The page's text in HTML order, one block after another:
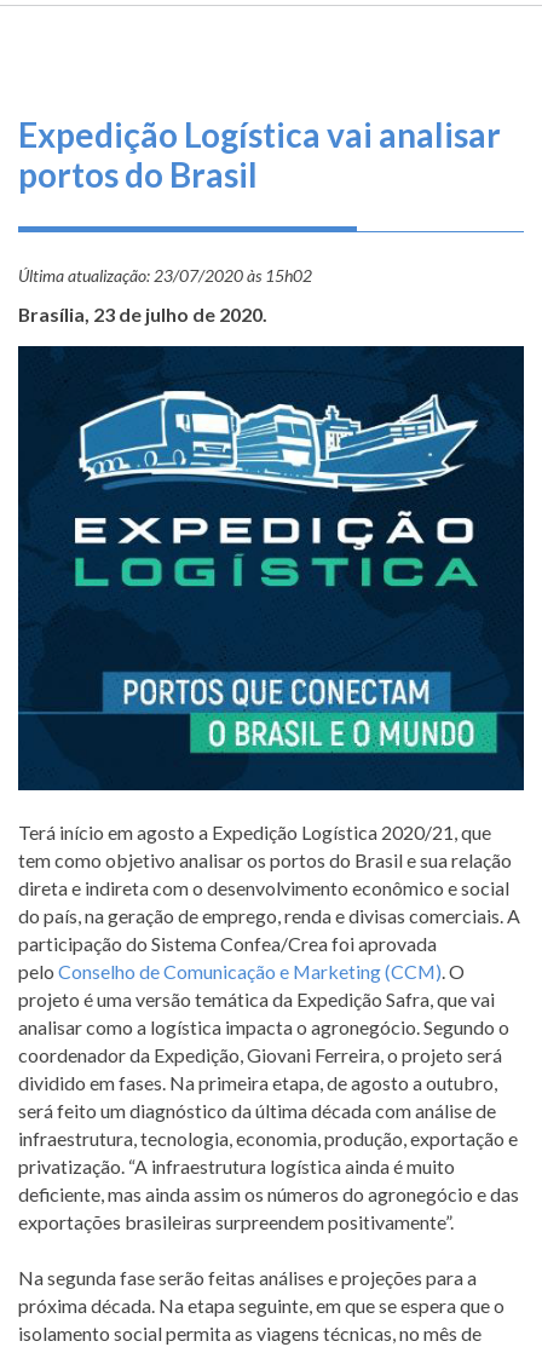
O
Serviços
Informe-
se
Fale
Conosco
Transparência
Prestação
Contas
TRILHA
Expedição Logística vai analisar
portos do Brasil
Última atualização: 23/07/2020 às 15h02
Brasília, 23 de julho de 2020.
Terá início em agosto a Expedição Logística 2020/21, que
tem como objetivo analisar os portos do Brasil e sua relação
direta e indireta com o desenvolvimento econômico e social
do país, na geração de emprego, renda e divisas comerciais. A
participação do Sistema Confea/Crea foi aprovada
pelo Conselho de Comunicação e Marketing (CCM) . O
projeto é uma versão temática da Expedição Safra, que vai
analisar como a logística impacta o agronegócio. Segundo o
coordenador da Expedição, Giovani Ferreira, o projeto será
dividido em fases. Na primeira etapa, de agosto a outubro,
será feito um diagnóstico da última década com análise de
infraestrutura, tecnologia, economia, produção, exportação e
privatização. “A infraestrutura logística ainda é muito
deficiente, mas ainda assim os números do agronegócio e das
exportações brasileiras surpreendem positivamente”.
Na segunda fase serão feitas análises e projeções para a
próxima década. Na etapa seguinte, em que se espera que o
isolamento social permita as viagens técnicas, no mês de